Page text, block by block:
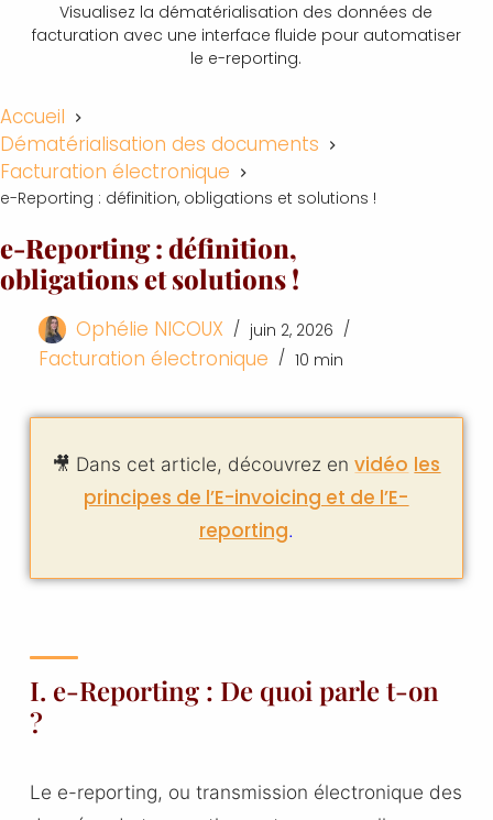
Visualisez la dématérialisation des données de
facturation avec une interface fluide pour automatiser
le e-reporting.
Accueil
Dématérialisation des documents
Facturation électronique
e-Reporting : définition, obligations et solutions !
e-Reporting : définition,
obligations et solutions !
Ophélie NICOUX juin 2, 2026
Facturation électronique 10 min
🎥 Dans cet article, découvrez envidéo les
principes de l’E-invoicing et de l’E-
reporting.
I. e-Reporting : De quoi parle t-on
?
Le e-reporting, ou transmission électronique des